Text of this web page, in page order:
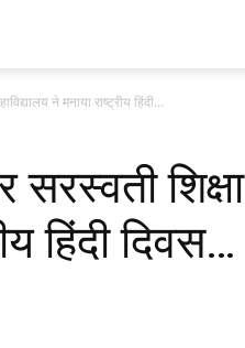
ने मनाया राष्ट्रीय हिंदी...
शिक्षा
हिंदी दिवस…